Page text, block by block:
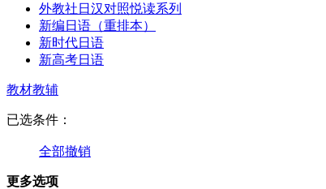
外教社日汉对照悦读系列
新编日语（重排本）
新时代日语
新高考日语
教材教辅
已选条件：
全部撤销
更多选项